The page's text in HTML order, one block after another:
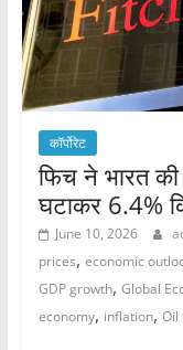
कॉर्पोरेट
फिच ने भारत
घटाकर 6.4%
June 10, 2026
prices, economic
GDP growth, Global
economy, inflation, Oil